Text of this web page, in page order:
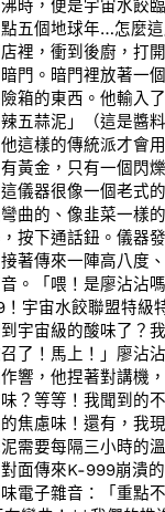
時，便是宇宙水餃
五個地球年…怎麼
裡，衝到後廚，打
門。暗門裡放著一
箱的東西。他輸入
五蒜泥」（這是醬
這樣的傳統派才會
黃金，只有一個閃
儀器很像一個老式
曲的、像韭菜一樣
按下通話鈕。儀器
著傳來一陣高八度
。「喂！是廖沾沾
宇宙水餃聯盟特級
宇宙級的酸味了？
了！馬上！」廖沾
響，他捏著對講機
味？等等！我聞到的
焦慮味！還有，我
需要每隔三小時的溫
對面傳來K-999崩潰
電子雜音：「重點